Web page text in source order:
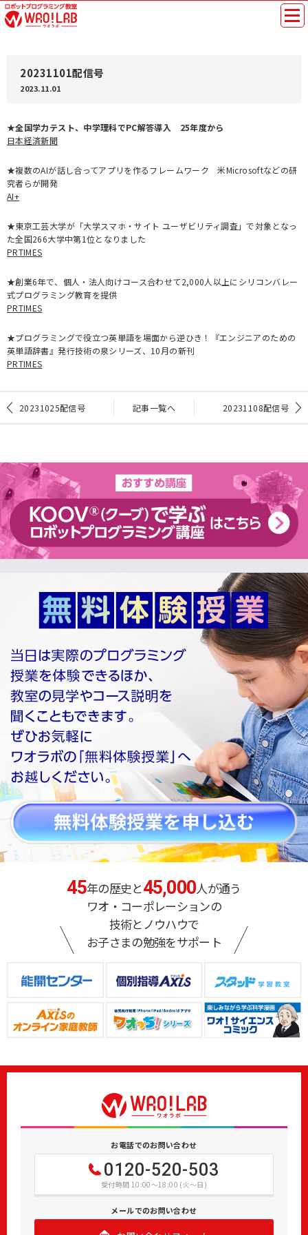
20231101配信号
2023.11.01
★全国学力テスト、中学理科でPC解答導入 25年度から
日本経済新聞
★複数のAIが話し合ってアプリを作るフレームワーク 米Microsoftなどの研
究者らが開発
AI+
★東京工芸大学が「大学スマホ・サイト ユーザビリティ調査」で対象となっ
た全国266大学中第1位となりました
PRTIMES
★創業6年で、個人・法人向けコース合わせて2,000人以上にシリコンバレー
式プログラミング教育を提供
PRTIMES
★プログラミングで役立つ英単語を場面から逆ひき！『エンジニアのための
英単語辞書』発行技術の泉シリーズ、10月の新刊
PRTIMES
20231025配信号 記事一覧へ 20231108配信号
45年の歴史と45,000人が通う
ワオ・コーポレーションの
技術とノウハウで
お子さまの勉強をサポート
お電話でのお問い合わせ
0120-520-503
受付時間 10:00～18:00 (火～日)
メールでのお問い合わせ